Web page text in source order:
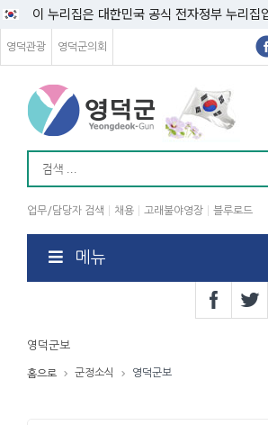
이 누리집은 대한민국 공식 전자정부 누리집
영덕관광 영덕군의회
업무/담당자 검색 채용 고래불야영장 블루로드
메뉴
영덕군보
홈으로 군정소식 영덕군보